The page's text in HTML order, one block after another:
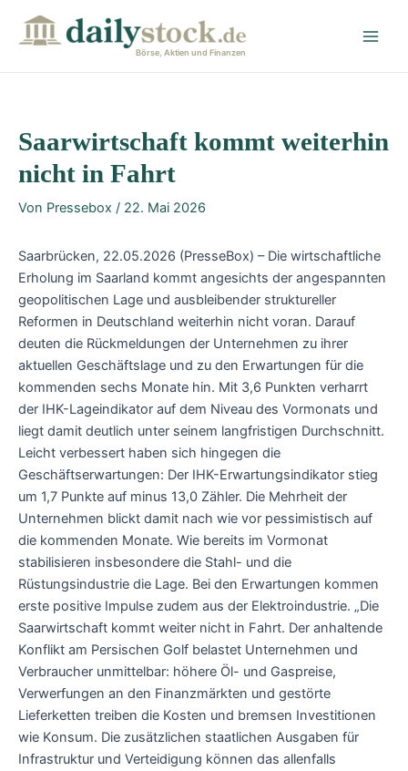
Börse, Aktien und Finanzen
Saarwirtschaft kommt weiterhin
nicht in Fahrt
Von Pressebox / 22. Mai 2026
Saarbrücken, 22.05.2026 (PresseBox) – Die wirtschaftliche
Erholung im Saarland kommt angesichts der angespannten
geopolitischen Lage und ausbleibender struktureller
Reformen in Deutschland weiterhin nicht voran. Darauf
deuten die Rückmeldungen der Unternehmen zu ihrer
aktuellen Geschäftslage und zu den Erwartungen für die
kommenden sechs Monate hin. Mit 3,6 Punkten verharrt
der IHK-Lageindikator auf dem Niveau des Vormonats und
liegt damit deutlich unter seinem langfristigen Durchschnitt.
Leicht verbessert haben sich hingegen die
Geschäftserwartungen: Der IHK-Erwartungsindikator stieg
um 1,7 Punkte auf minus 13,0 Zähler. Die Mehrheit der
Unternehmen blickt damit nach wie vor pessimistisch auf
die kommenden Monate. Wie bereits im Vormonat
stabilisieren insbesondere die Stahl- und die
Rüstungsindustrie die Lage. Bei den Erwartungen kommen
erste positive Impulse zudem aus der Elektroindustrie. „Die
Saarwirtschaft kommt weiter nicht in Fahrt. Der anhaltende
Konflikt am Persischen Golf belastet Unternehmen und
Verbraucher unmittelbar: höhere Öl- und Gaspreise,
Verwerfungen an den Finanzmärkten und gestörte
Lieferketten treiben die Kosten und bremsen Investitionen
wie Konsum. Die zusätzlichen staatlichen Ausgaben für
Infrastruktur und Verteidigung können das allenfalls